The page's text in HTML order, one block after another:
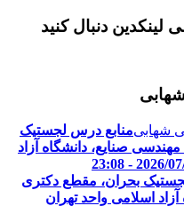
دنبال کنید
منابع درس لجستیک
صنایع، دانشگاه آزاد
2026/07/10 -
بحران، مقطع دکتری
اسلامی واحد تهران